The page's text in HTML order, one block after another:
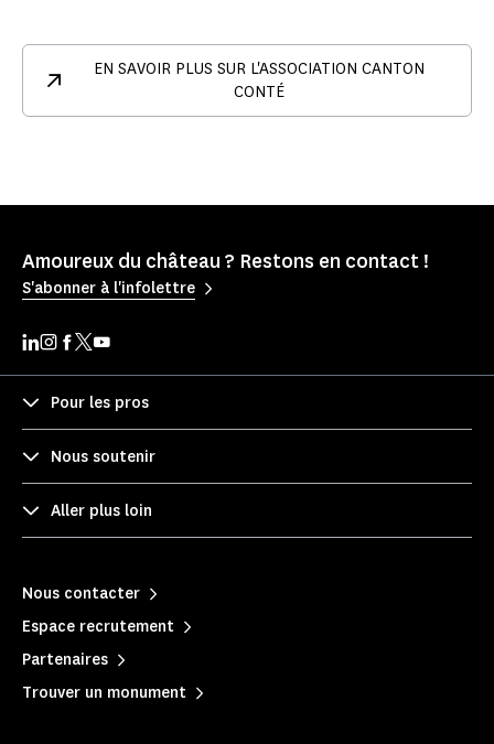
EN SAVOIR PLUS SUR L'ASSOCIATION CANTON
CONTÉ
Amoureux du château ? Restons en contact !
S'abonner à l'infolettre
Pour les pros
Nous soutenir
Aller plus loin
Nous contacter
Espace recrutement
Partenaires
Trouver un monument